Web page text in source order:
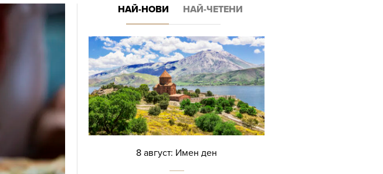
НАЙ-НОВИ НАЙ-ЧЕТЕНИ
8 август: Имен ден